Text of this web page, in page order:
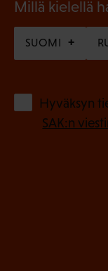
Millä kielellä
SUOMI
Hyväksyn
SAK:n